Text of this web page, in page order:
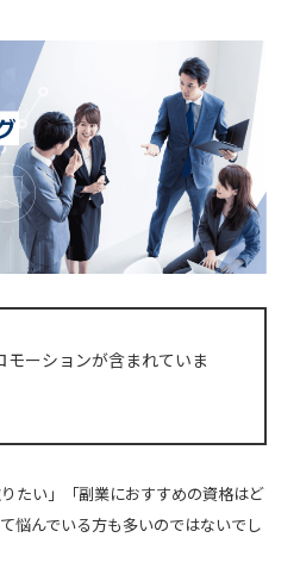
モーションが含まれていま
たい」「副業におすすめの資格はど
悩んでいる方も多いのではないでし